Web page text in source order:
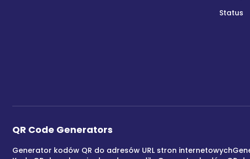
Status
QR Code Generators
Generator kodów QR do adresów URL stron internetowych